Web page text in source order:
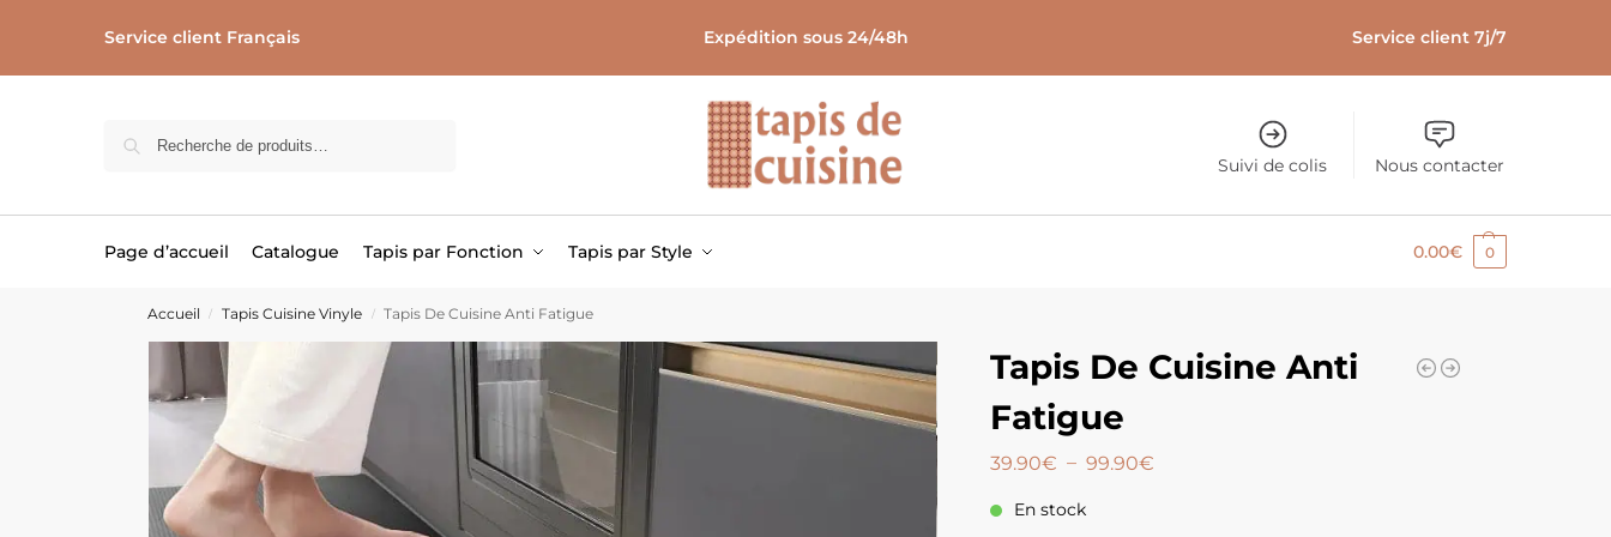
Service client Français Expédition sous 24/48h Service client 7j/7
Suivi de colis Nous contacter
Page d’accueil Catalogue Tapis par Fonction Tapis par Style 0.00€ 0
Accueil / Tapis Cuisine Vinyle / Tapis De Cuisine Anti Fatigue
Tapis De Cuisine Anti
Fatigue
39.90€ – 99.90€
En stock